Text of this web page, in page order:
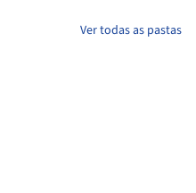
Ver todas as pastas